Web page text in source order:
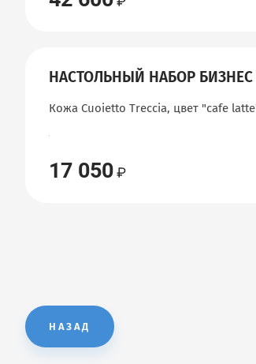
НАСТОЛЬНЫЙ НАБОР БИЗНЕС
Кожа Cuoietto Treccia, цвет "сafe
17 050
НАЗАД